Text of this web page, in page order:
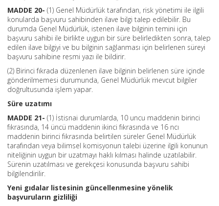
MADDE 20- (1) Genel Müdürlük tarafından, risk yönetimi ile ilgili
konularda başvuru sahibinden ilave bilgi talep edilebilir. Bu
durumda Genel Müdürlük, istenen ilave bilginin temini için
başvuru sahibi ile birlikte uygun bir süre belirledikten sonra, talep
edilen ilave bilgiyi ve bu bilginin sağlanması için belirlenen süreyi
başvuru sahibine resmi yazı ile bildirir.
(2) Birinci fıkrada düzenlenen ilave bilginin belirlenen süre içinde
gönderilmemesi durumunda, Genel Müdürlük mevcut bilgiler
doğrultusunda işlem yapar.
Süre uzatımı
MADDE 21- (1) İstisnai durumlarda, 10 uncu maddenin birinci
fıkrasında, 14 üncü maddenin ikinci fıkrasında ve 16 ncı
maddenin birinci fıkrasında belirtilen süreler Genel Müdürlük
tarafından veya bilimsel komisyonun talebi üzerine ilgili konunun
niteliğinin uygun bir uzatmayı haklı kılması halinde uzatılabilir.
Sürenin uzatılması ve gerekçesi konusunda başvuru sahibi
bilgilendirilir.
Yeni gıdalar listesinin güncellenmesine yönelik
başvuruların gizliliği